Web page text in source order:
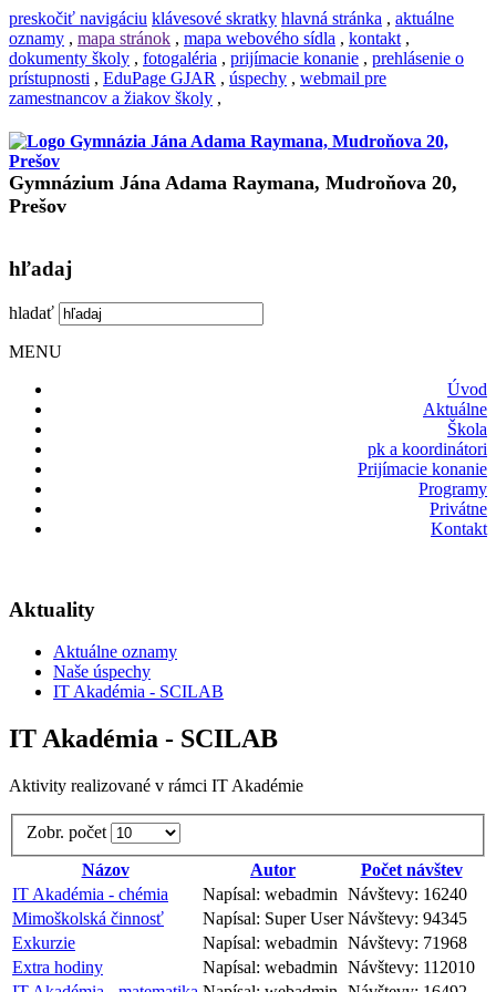
preskočiť navigáciu klávesové skratky hlavná stránka , aktuálne
oznamy , mapa stránok , mapa webového sídla , kontakt ,
dokumenty školy , fotogaléria , prijímacie konanie , prehlásenie o
prístupnosti , EduPage GJAR , úspechy , webmail pre
zamestnancov a žiakov školy ,
Gymnázium Jána Adama Raymana, Mudroňova 20,
Prešov
hľadaj
hladať
MENU
Úvod
Aktuálne
Škola
pk a koordinátori
Prijímacie konanie
Programy
Privátne
Kontakt
Aktuality
Aktuálne oznamy
Naše úspechy
IT Akadémia - SCILAB
IT Akadémia - SCILAB
Aktivity realizované v rámci IT Akadémie
Zobr. počet
Názov
Autor
Počet návštev
IT Akadémia - chémia
Napísal: webadmin Návštevy: 16240
Mimoškolská činnosť
Napísal: Super User Návštevy: 94345
Exkurzie
Napísal: webadmin Návštevy: 71968
Extra hodiny
Napísal: webadmin Návštevy: 112010